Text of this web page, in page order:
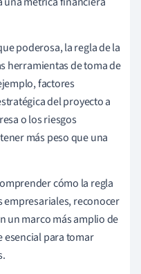
poderosa, la regla de la
herramientas de toma de
factores
del proyecto a
o los riesgos
más peso que una
cómo la regla
empresariales, reconocer
un marco más amplio de
esencial para tomar